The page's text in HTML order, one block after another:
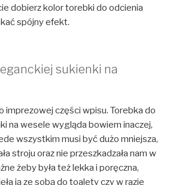
dobierz kolor torebki do odcienia
spójny efekt.
sukienki na
imprezowej części wpisu. Torebka do
na wesele wygląda bowiem inaczej,
wszystkim musi być dużo mniejsza,
stroju oraz nie przeszkadzała nam w
żeby była też lekka i poręczna,
ją ze sobą do toalety czy w razie